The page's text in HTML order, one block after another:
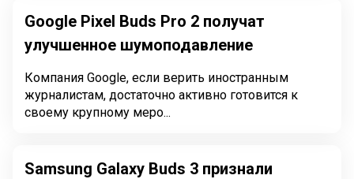
Google Pixel Buds Pro 2 получат
улучшенное шумоподавление
Компания Google, если верить иностранным
журналистам, достаточно активно готовится к
своему крупному меро...
Samsung Galaxy Buds 3 признали